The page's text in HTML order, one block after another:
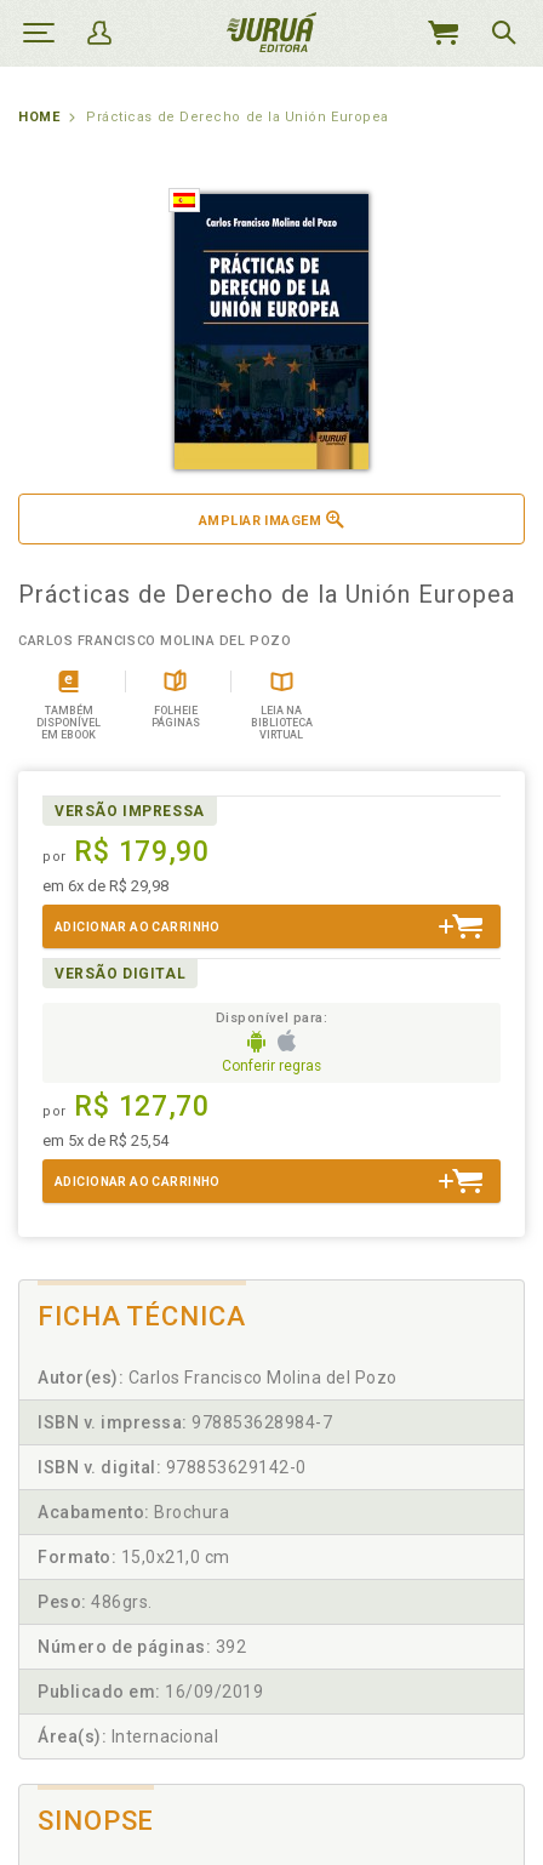
MEU
HOME Prácticas de Derecho de la Unión Europea
AMPLIAR IMAGEM
Prácticas de Derecho de la Unión Europea
CARLOS FRANCISCO MOLINA DEL POZO
TAMBÉM
DISPONÍVEL
EM EBOOK
FOLHEIE
PÁGINAS
LEIA NA
BIBLIOTECA
VIRTUAL
VERSÃO IMPRESSA
por R$ 179,90
em 6x de R$ 29,98
ADICIONAR AO CARRINHO
VERSÃO DIGITAL
Disponível para:
Conferir regras
por R$ 127,70
em 5x de R$ 25,54
ADICIONAR AO CARRINHO
FICHA TÉCNICA
Autor(es): Carlos Francisco Molina del Pozo
ISBN v. impressa: 978853628984-7
ISBN v. digital: 978853629142-0
Acabamento: Brochura
Formato: 15,0x21,0 cm
Peso: 486grs.
Número de páginas: 392
Publicado em: 16/09/2019
Área(s): Internacional
SINOPSE